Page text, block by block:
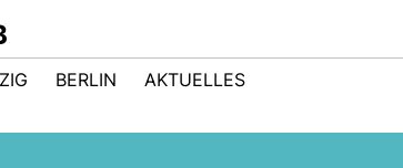
BERLIN AKTUELLES